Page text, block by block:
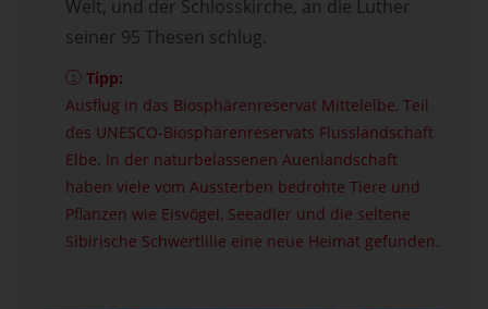
Welt, und der Schlosskirche, an die Luther
seiner 95 Thesen schlug.
Tipp:
Ausflug in das Biosphärenreservat Mittelelbe, Teil
des UNESCO-Biosphärenreservats Flusslandschaft
Elbe. In der naturbelassenen Auenlandschaft
haben viele vom Aussterben bedrohte Tiere und
Pflanzen wie Eisvögel, Seeadler und die seltene
Sibirische Schwertlilie eine neue Heimat gefunden.